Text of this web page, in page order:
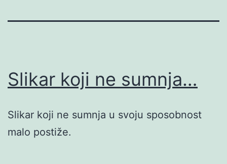
Slikar koji ne sumnja…
Slikar koji ne sumnja u svoju sposobnost
malo postiže.